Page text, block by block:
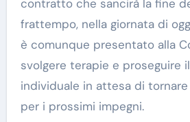
contratto che sancirà la fine
frattempo, nella giornata di
è comunque presentato alla
svolgere terapie e proseguire
individuale in attesa di
per i prossimi impegni.